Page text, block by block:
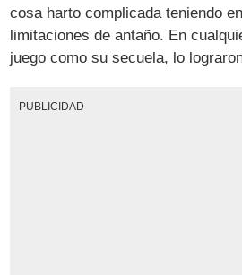
cosa harto complicada teniendo
limitaciones de antaño. En
juego como su secuela, lo
PUBLICIDAD